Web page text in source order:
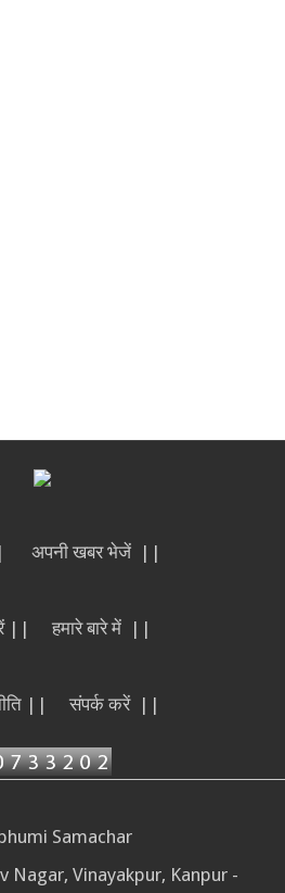
अपनी खबर भेजें ||
|| हमारे बारे में ||
|| संपर्क करें ||
Samachar
Nagar, Vinayakpur, Kanpur -